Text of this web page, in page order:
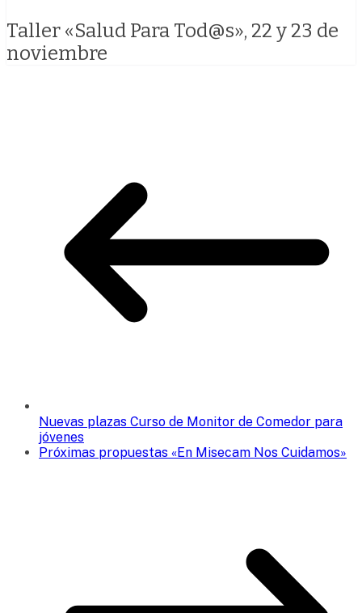
Taller «Salud Para Tod@s», 22 y 23 de
noviembre
Nuevas plazas Curso de Monitor de Comedor para
jóvenes
Próximas propuestas «En Misecam Nos Cuidamos»